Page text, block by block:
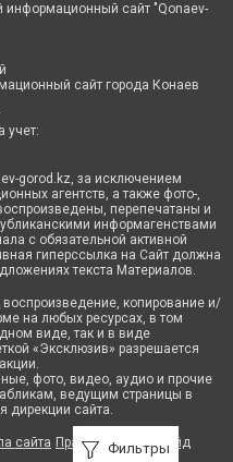
Фильтры
информационный сайт "Qonaev-
сайт города Конаев
учет:
gorod.kz, за исключением
агентств, а также фото-,
перепечатаны и
информагенствами
с обязательной активной
гиперссылка на Сайт должна
текста Материалов.
копирование и/
на любых ресурсах, в том
виде, так и в виде
«Эксклюзив» разрешается
фото, видео, аудио и прочие
ведущим страницы в
дирекции сайта.
сайта Правила классифайд